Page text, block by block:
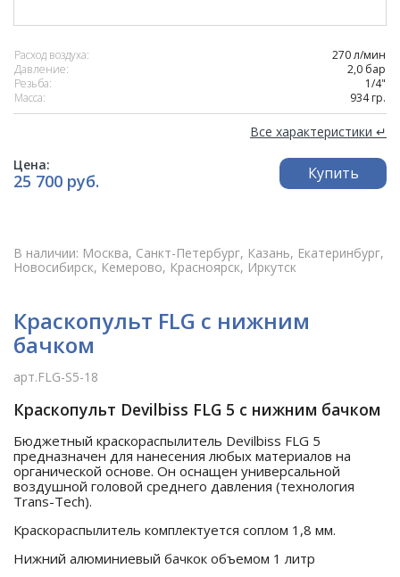
Расход воздуха:
270 л/мин
Давление:
2,0 бар
Резьба:
1/4"
Масса:
934 гр.
Все характеристики ↵
Цена:
25 700 руб. Купить
В наличии: Москва, Санкт-Петербург, Казань, Екатеринбург,
Новосибирск, Кемерово, Красноярск, Иркутск
Краскопульт FLG с нижним
бачком
арт.FLG-S5-18
Краскопульт Devilbiss FLG 5 с нижним бачком
Бюджетный краскораспылитель Devilbiss FLG 5
предназначен для нанесения любых материалов на
органической основе. Он оснащен универсальной
воздушной головой среднего давления (технология
Trans-Tech).
Краскораспылитель комплектуется соплом 1,8 мм.
Нижний алюминиевый бачкок объемом 1 литр